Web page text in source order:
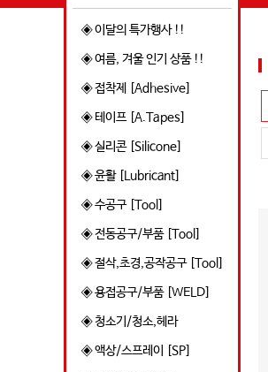
◈ 이달의 특가행사 !!
◈ 여름, 겨울 인기 상품 !!
◈ 접착제 [Adhesive]
◈ 테이프 [A.Tapes]
◈ 실리콘 [Silicone]
◈ 윤활 [Lubricant]
◈ 수공구 [Tool]
◈ 전동공구/부품 [Tool]
◈ 절삭,초경,공작공구 [Tool]
◈ 용접공구/부품 [WELD]
◈ 청소기/청소,헤라
◈ 액상/스프레이 [SP]